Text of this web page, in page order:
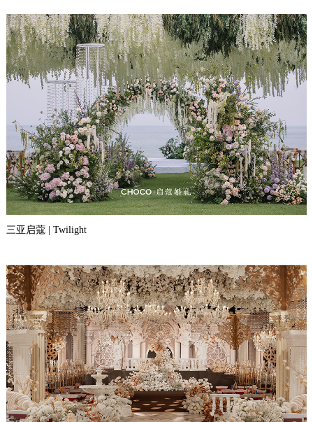
三亚启蔻 | Twilight